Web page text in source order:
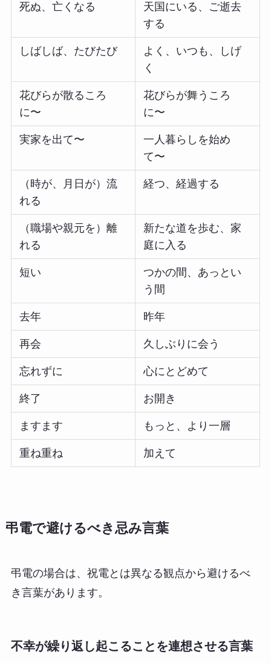
死ぬ、亡くなる
天国にいる、ご逝去
する
しばしば、たびたび
よく、いつも、しげ
く
花びらが散るころ
に〜
花びらが舞うころ
に〜
実家を出て〜
一人暮らしを始め
て〜
（時が、月日が）流
れる
経つ、経過する
（職場や親元を）離
れる
新たな道を歩む、家
庭に入る
短い
つかの間、あっとい
う間
去年 昨年
再会 久しぶりに会う
忘れずに 心にとどめて
終了 お開き
ますます もっと、より一層
重ね重ね 加えて
弔電で避けるべき忌み言葉
弔電の場合は、祝電とは異なる観点から避けるべ
き言葉があります。
不幸が繰り返し起こることを連想させる言葉